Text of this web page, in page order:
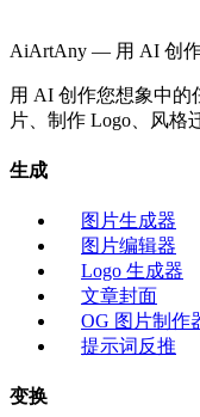
AiArtAny — 用 AI 创
用 AI 创作您想象中
片、制作 Logo、风格
生成
图片生成器
图片编辑器
Logo 生成器
文章封面
OG 图片制作
提示词反推
变换